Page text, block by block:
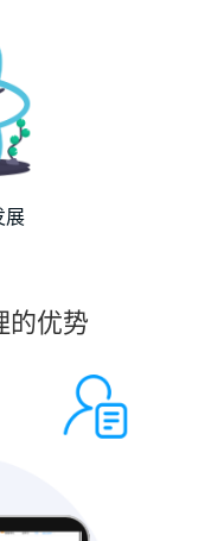
展
的优势